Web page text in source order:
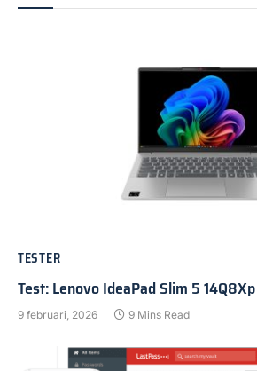
TESTER
Test: Lenovo IdeaPad Slim 5 14Q8Xp
9 februari, 2026 9 Mins Read